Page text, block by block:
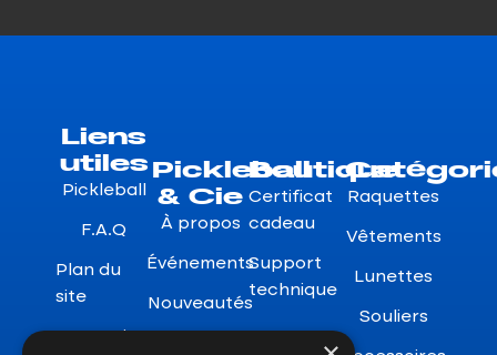
Liens
utiles
Pickleball
F.A.Q
Plan du
site
Pickleball
& Cie
À propos
Événements
Nouveautés
Boutique
Certificat
cadeau
Support
technique
Raquettes
Vêtements
Lunettes
Souliers